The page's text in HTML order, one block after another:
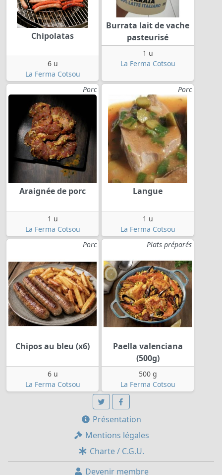
Chipolatas
6 u
La Ferma Cotsou
Burrata lait de vache
pasteurisé
1 u
La Ferma Cotsou
Porc
Araignée de porc
1 u
La Ferma Cotsou
Porc
Langue
1 u
La Ferma Cotsou
Porc
Chipos au bleu (x6)
6 u
La Ferma Cotsou
Plats préparés
Paella valenciana
(500g)
500 g
La Ferma Cotsou
Présentation
Mentions légales
Charte / C.G.U.
Devenir membre